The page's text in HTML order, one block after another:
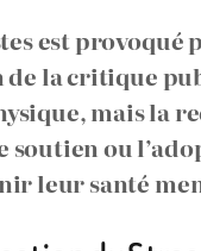
est
la critique
mais la
soutien ou
leur santé